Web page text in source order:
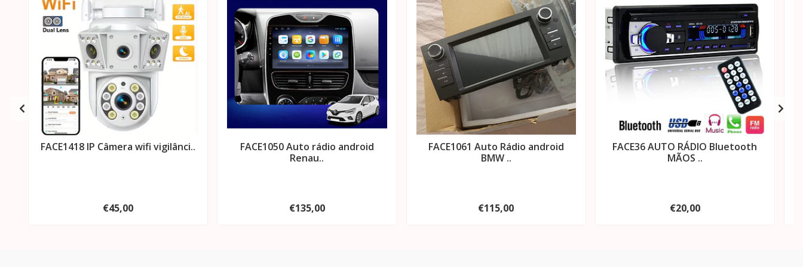
FACE1418 IP Câmera wifi vigilânci..
€45,00
FACE1050 Auto rádio android
Renau..
€135,00
FACE1061 Auto Rádio android
BMW ..
€115,00
FACE36 AUTO RÁDIO Bluetooth
MÃOS ..
€20,00